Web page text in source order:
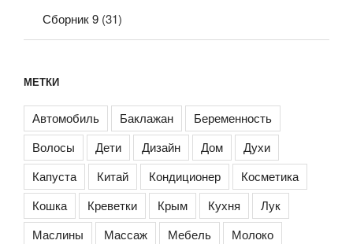
Сборник 9 (31)
МЕТКИ
Автомобиль Баклажан
Беременность
Волосы
Дети Дизайн Дом
Духи
Капуста
Китай Кондиционер
Косметика
Кошка
Креветки Крым Кухня
Лук
Маслины
Массаж Мебель
Молоко